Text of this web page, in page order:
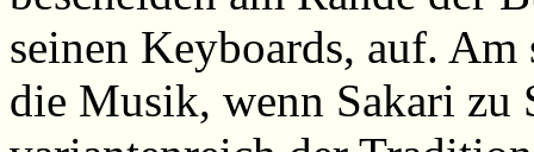
seinen Keyboards, auf. Am
die Musik, wenn Sakari zu